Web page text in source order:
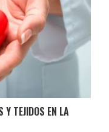
Y TEJIDOS EN LA